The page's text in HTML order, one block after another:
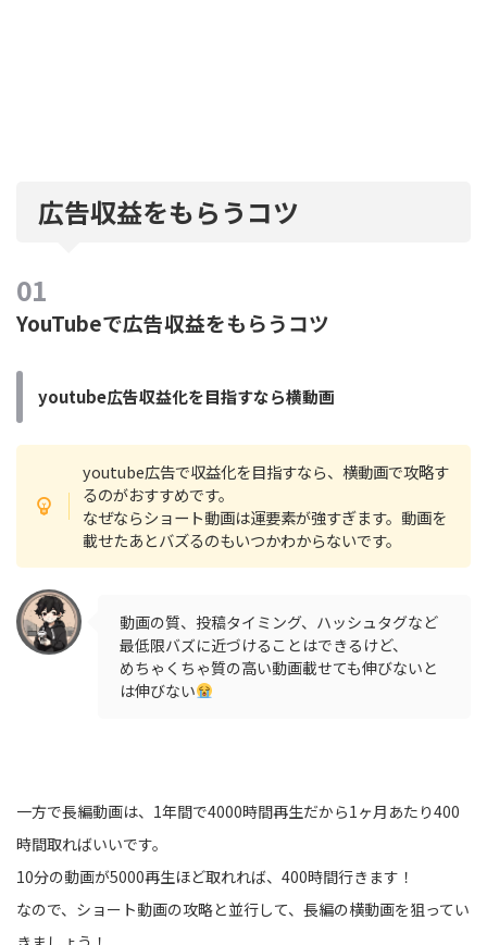
広告収益をもらうコツ
YouTubeで広告収益をもらうコツ
youtube広告収益化を目指すなら横動画
youtube広告で収益化を目指すなら、横動画で攻略す
るのがおすすめです。
なぜならショート動画は運要素が強すぎます。動画を
載せたあとバズるのもいつかわからないです。
動画の質、投稿タイミング、ハッシュタグなど
最低限バズに近づけることはできるけど、
めちゃくちゃ質の高い動画載せても伸びないと
は伸びない
一方で長編動画は、1年間で4000時間再生だから1ヶ月あたり400
時間取ればいいです。
10分の動画が5000再生ほど取れれば、400時間行きます！
なので、ショート動画の攻略と並行して、長編の横動画を狙ってい